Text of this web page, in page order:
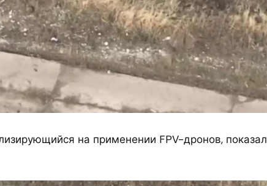
на применении FPV-дронов, показал